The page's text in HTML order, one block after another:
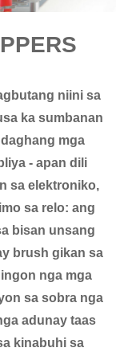
niini sa
ka sumbanan
mga
- apan dili
sa elektroniko,
sa relo: ang
bisan unsang
brush gikan sa
nga mga
sa sobra nga
adunay taas
kinabuhi sa